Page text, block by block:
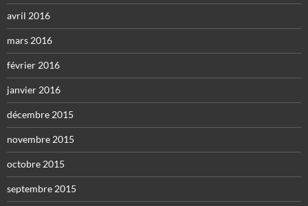
avril 2016
mars 2016
février 2016
janvier 2016
décembre 2015
novembre 2015
octobre 2015
septembre 2015